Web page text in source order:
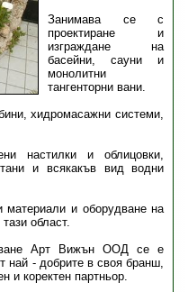
Занимава се с
проектиране и
изграждане на
басейни, сауни и
монолитни
тангенторни вани.
хидромасажни системи,
настилки и облицовки,
и всякакъв вид водни
материали и оборудване на
област.
Арт Вижън ООД се е
най - добрите в своя бранш,
и коректен партньор.